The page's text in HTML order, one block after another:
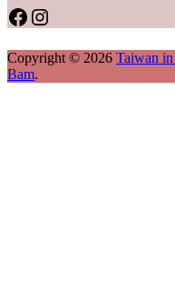
Facebook
Instagram
Copyright © 2026 Taiwan
Bam.